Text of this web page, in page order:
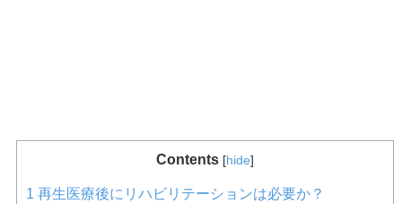
Contents [hide]
1 再生医療後にリハビリテーションは必要か？